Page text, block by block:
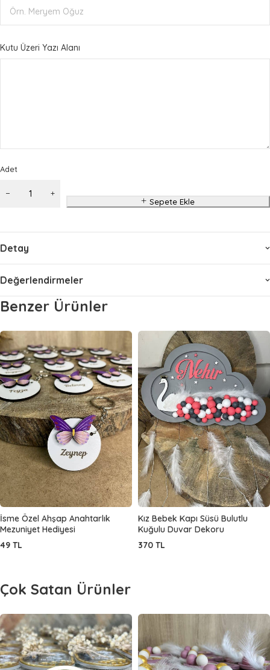
Kutu Üzeri Yazı Alanı
Adet
Sepete Ekle
Detay
Değerlendirmeler
Benzer Ürünler
İsme Özel Ahşap Anahtarlık
Mezuniyet Hediyesi
49 TL
Kız Bebek Kapı Süsü Bulutlu
Kuğulu Duvar Dekoru
370 TL
Çok Satan Ürünler